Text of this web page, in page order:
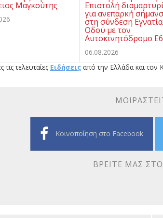
Μαγκούτης Επιστολή
για ανεπαρκή
στη σύνδεση
Οδού με τον
Αυτοκινητόδρομο
06.08.2026
τις τελευταίες Ειδήσεις από την Ελλάδα και τον
Κοινοποίηση στο Facebook
ΒΡΕΊΤΕ ΜΑΣ ΣΤΟ